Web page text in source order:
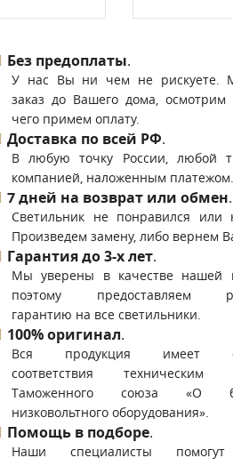
Без предоплаты.
У нас Вы ни чем не рискуете.
заказ до Вашего дома, осмотрим
чего примем оплату.
Доставка по всей РФ.
В любую точку России, любой
компанией, наложенным платежом.
7 дней на возврат или обмен.
Светильник не понравился или
Произведем замену, либо вернем
Гарантия до 3-х лет.
Мы уверены в качестве нашей
поэтому предоставляем
гарантию на все светильники.
100% оригинал.
Вся продукция имеет
соответствия техническим
Таможенного союза «О
низковольтного оборудования».
Помощь в подборе.
Наши специалисты помогут